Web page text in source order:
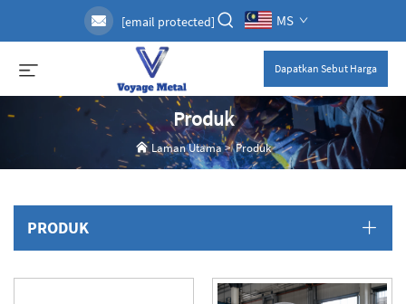
[email protected] MS
Dapatkan Sebut Harga
Produk
Laman Utama>Produk
PRODUK